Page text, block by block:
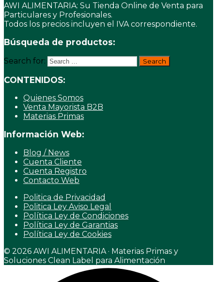
AWI ALIMENTARIA: Su Tienda Online de Venta para
Particulares y Profesionales.
Todos los precios incluyen el IVA correspondiente.
Búsqueda de productos:
Search for:
CONTENIDOS:
Quienes Somos
Venta Mayorista B2B
Materias Primas
Información Web:
Blog / News
Cuenta Cliente
Cuenta Registro
Contacto Web
Politica de Privacidad
Politica Ley Aviso Legal
Política Ley de Condiciones
Política Ley de Garantias
Política Ley de Cookies
© 2026 AWI ALIMENTARIA · Materias Primas y
Soluciones Clean Label para Alimentación